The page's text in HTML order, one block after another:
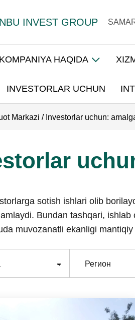
NBU INVEST GROUP
KOMPANIYA HAQIDA
INVESTORLAR UCHUN
Markazi / Investorlar uchun:
sotish ishlari olib
Bundan tashqari,
muvozanatli ekanligi